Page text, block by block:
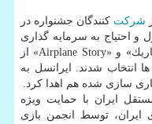
شركت كنندگان جشنواره در
احتیاج به سرمایه گذاری
و آینده آن پرداختند و دو تیم «انعكاس تاریك» و «Airplane Story» از
انتخاب شدند. ایرانسل به
سازی شده هم اهدا كرد.
ایران با حمایت ویژه
ایران، توسط انجمن بازی